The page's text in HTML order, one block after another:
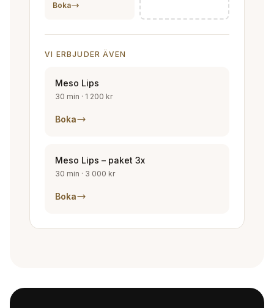
Boka
VI ERBJUDER ÄVEN
Meso Lips
30 min · 1 200 kr
Boka
Meso Lips – paket 3x
30 min · 3 000 kr
Boka